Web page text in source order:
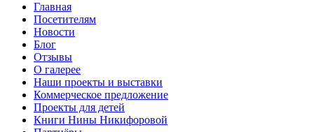
Главная
Посетителям
Новости
Блог
Отзывы
О галерее
Наши проекты и выставки
Коммерческое предложение
Проекты для детей
Книги Нины Никифоровой